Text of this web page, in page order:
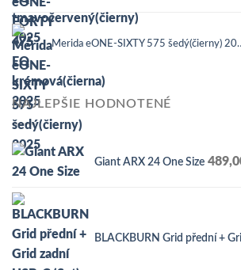
cena
bola:
5599,00 €.
cena
je:
3590,00 €.
Merida eONE-
Pôvodná
cena
bola:
5499,00 €.
Aktuálna
cena
je:
3590,00 €.
NAJLEPŠIE HODNOTENÉ
Giant ARX 24 One Size
BLACKBURN Grid přední +